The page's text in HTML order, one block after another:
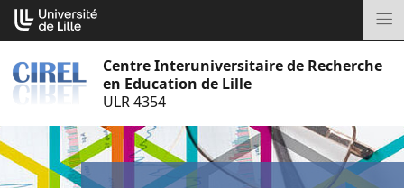
Aller
au
Centre Interuniversitaire de Recherche
en Education de Lille
ULR 4354
Cookies management panel